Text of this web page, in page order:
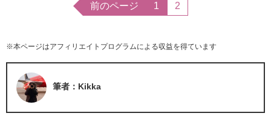
前のページ 1 2
※本ページはアフィリエイトプログラムによる収益を得ています
筆者：Kikka